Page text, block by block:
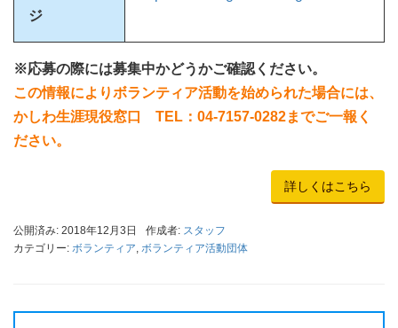
ジ
※応募の際には募集中かどうかご確認ください。
この情報によりボランティア活動を始められた場合には、
かしわ生涯現役窓口 TEL：04-7157-0282までご一報く
ださい。
詳しくはこちら
公開済み: 2018年12月3日 作成者: スタッフ
カテゴリー: ボランティア ボランティア活動団体